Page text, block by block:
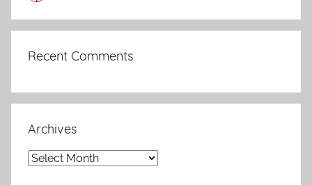
Recent Comments
Archives
Archives